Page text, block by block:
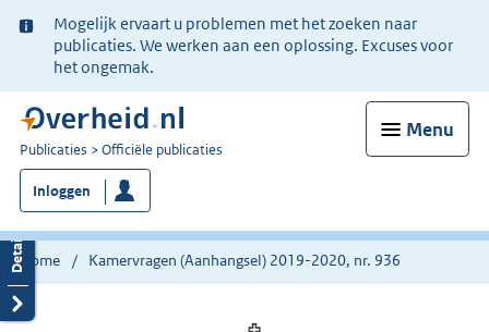
Ter
informatie:
Mogelijk ervaart u problemen met het zoeken naar
publicaties. We werken aan een oplossing. Excuses voor
het ongemak.
Menu
U
bent
nu
hier:
Publicaties Officiële publicaties
Inloggen
Home Kamervragen (Aanhangsel) 2019-2020, nr. 936